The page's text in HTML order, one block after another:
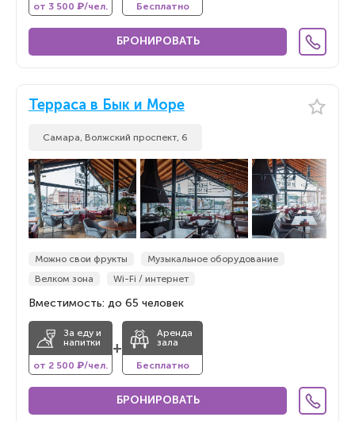
от 3 500 ₽/чел. Бесплатно
БРОНИРОВАТЬ
Терраса в Бык и Море
Самара, Волжский проспект, 6
Можно свои фрукты
Музыкальное оборудование
Велком зона
Wi-Fi / интернет
Вместимость: до 65 человек
За еду и
напитки
от 2 500 ₽/чел.
+
Аренда
зала
Бесплатно
БРОНИРОВАТЬ